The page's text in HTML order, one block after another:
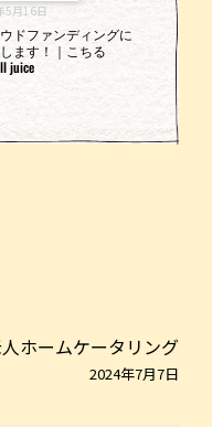
5月16日
ドファンディングに
ます！｜こちる
juice
ホームケータリング
2024年7月7日